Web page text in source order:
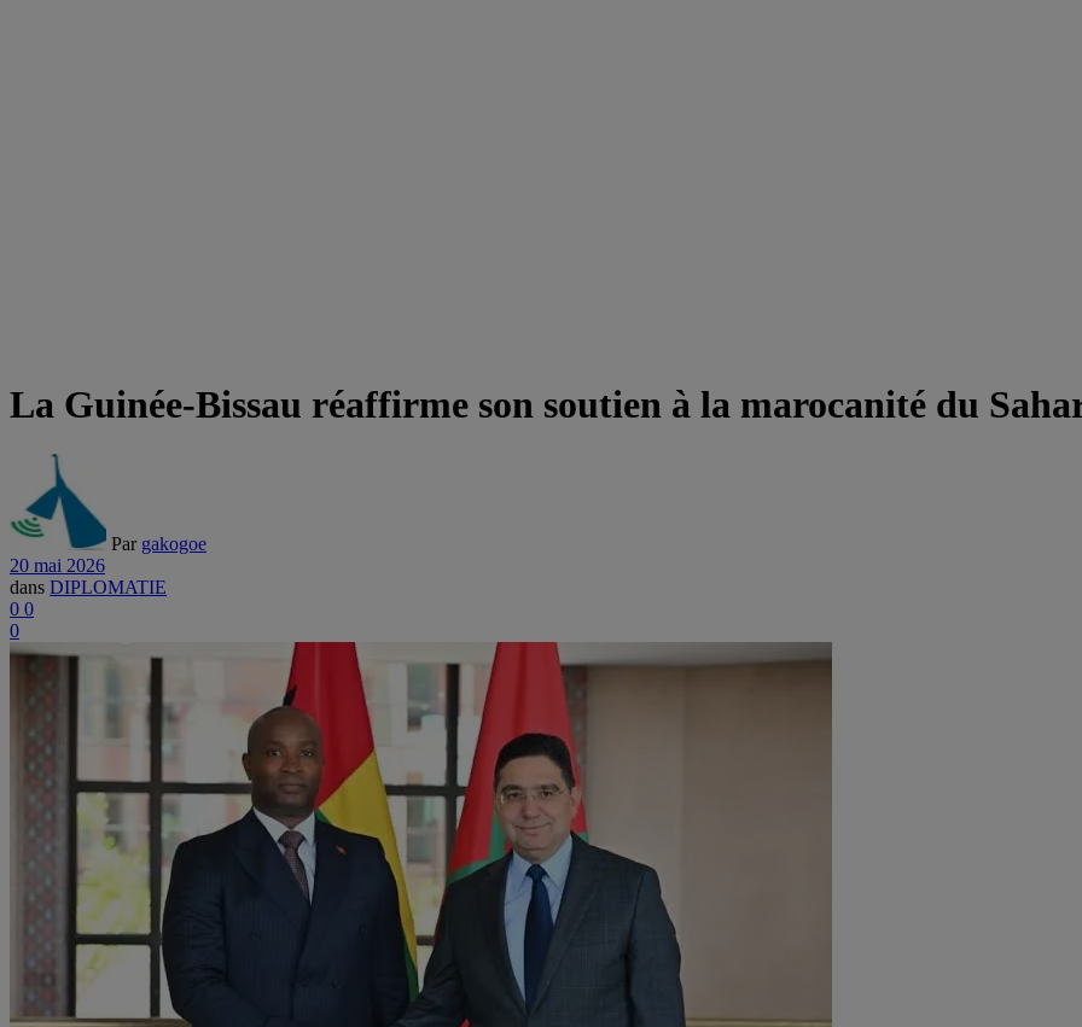
La Guinée-Bissau réaffirme son soutien à la marocanité du
Par gakogoe
20 mai 2026
dans DIPLOMATIE
0 0
0